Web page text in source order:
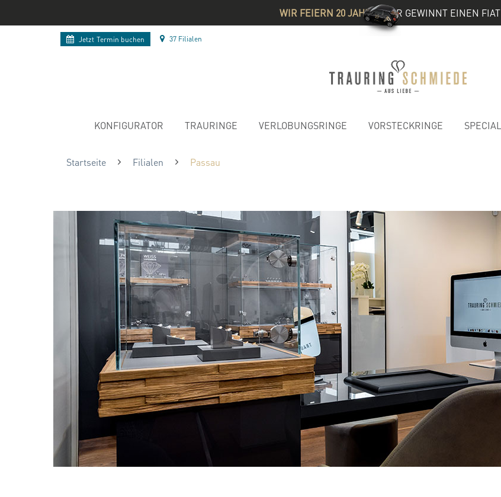
WIR FEIERN 20 JAHRE& IHR GEWINNT EINEN
Jetzt Termin buchen 37 Filialen
KONFIGURATOR TRAURINGE VERLOBUNGSRINGE VORSTECKRINGE
Startseite Filialen Passau